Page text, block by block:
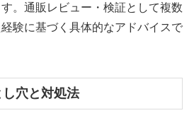
。通販レビュー・検証として複数
験に基づく具体的なアドバイスで
穴と対処法